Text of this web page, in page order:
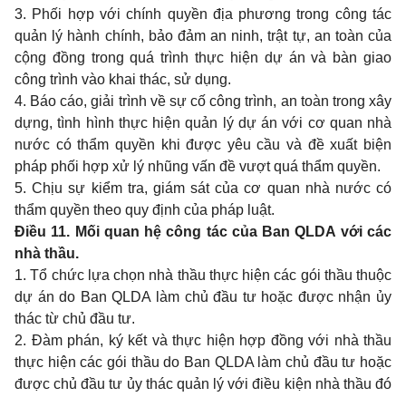
3. Phối hợp với chính quyền địa phương trong công tác
quản lý hành chính, bảo đảm an ninh, trật tự, an toàn của
cộng đồng trong quá trình thực hiện dự án và bàn giao
công trình vào khai thác, sử dụng.
4. Báo cáo, giải trình về sự cốcông trình, an toàn trong xây
dựng, tình hình thực hiện quản lý dự án với cơ quan nhà
nước có thẩm quyền khi được yêu cầu và đề xuất biện
pháp phối hợp xử lý nhũng vấn đề vượt quá thẩm quyền.
5. Chịu sự kiểm tra, giám sát của cơ quan nhà nước có
thẩm quyền theo quy định của pháp luật.
Điều 11. Mối quan hệ công tác của Ban QLDA với các
nhà thầu.
1. Tổ chức lựa chọn nhà thầu thực hiện các gói thầu thuộc
dự án do Ban QLDA làm chủ đầu tư hoặc được nhận ủy
thác từ chủ đầu tư.
2. Đàm phán, ký kết và thực hiện hợp đồng với nhà thầu
thực hiện các gói thầu do Ban QLDA làm chủ đầu tư hoặc
được chủ đầu tư ủy thác quản lý với điều kiện nhà thầu đó